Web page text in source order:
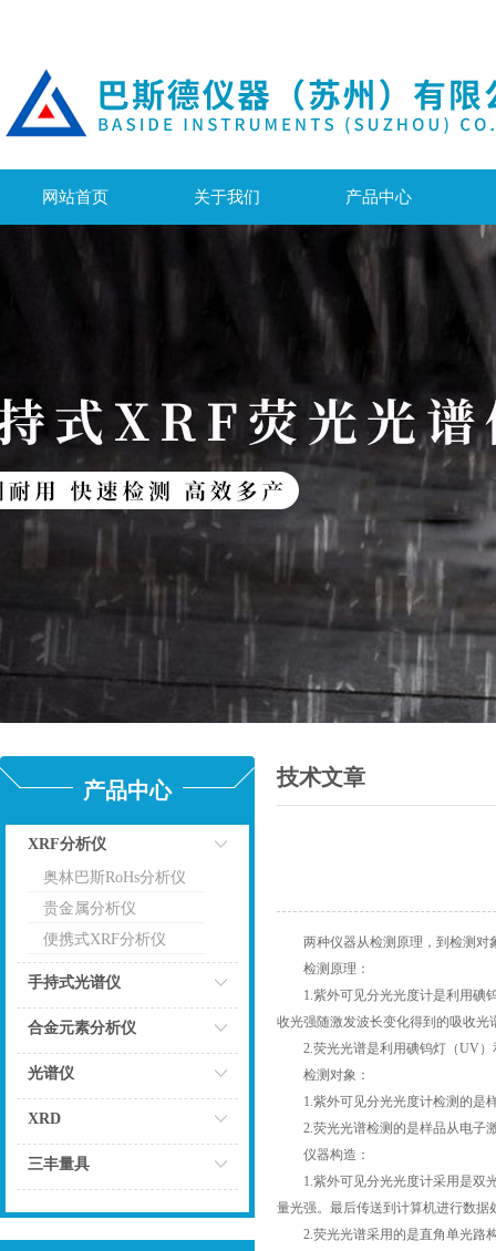
网站首页 关于我们 产品中心
产品中心
XRF分析仪
点击
奥林巴斯RoHs分析仪
贵金属分析仪
便携式XRF分析仪
手持式光谱仪
合金元素分析仪
光谱仪
XRD
三丰量具
技术文章
两种仪器从检测原理，到检测对
检测原理：
1.紫外可见分光光度计是利用碘钨
收光强随激发波长变化得到的吸收光
2.荧光光谱是利用碘钨灯（UV）
检测对象：
1.紫外可见分光光度计检测的是
2.荧光光谱检测的是样品从电子
仪器构造：
1.紫外可见分光光度计采用是双光
量光强。最后传送到计算机进行数据
2.荧光光谱采用的是直角单光路构